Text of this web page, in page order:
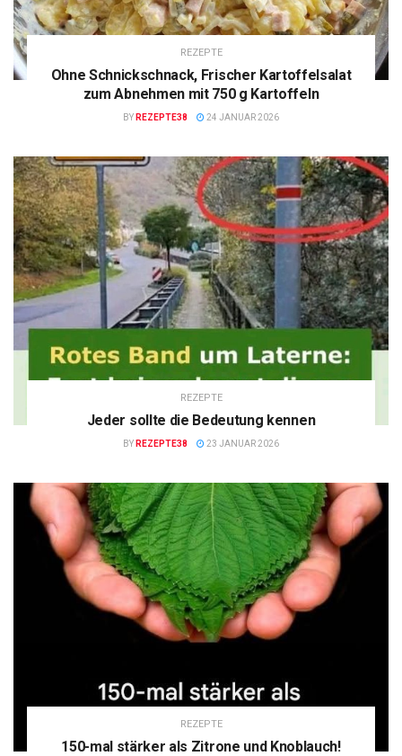
REZEPTE
Ohne Schnickschnack, Frischer Kartoffelsalat
zum Abnehmen mit 750 g Kartoffeln
BY REZEPTE38 24 JANUAR 2026
REZEPTE
Jeder sollte die Bedeutung kennen
BY REZEPTE38 23 JANUAR 2026
REZEPTE
150-mal stärker als Zitrone und Knoblauch!